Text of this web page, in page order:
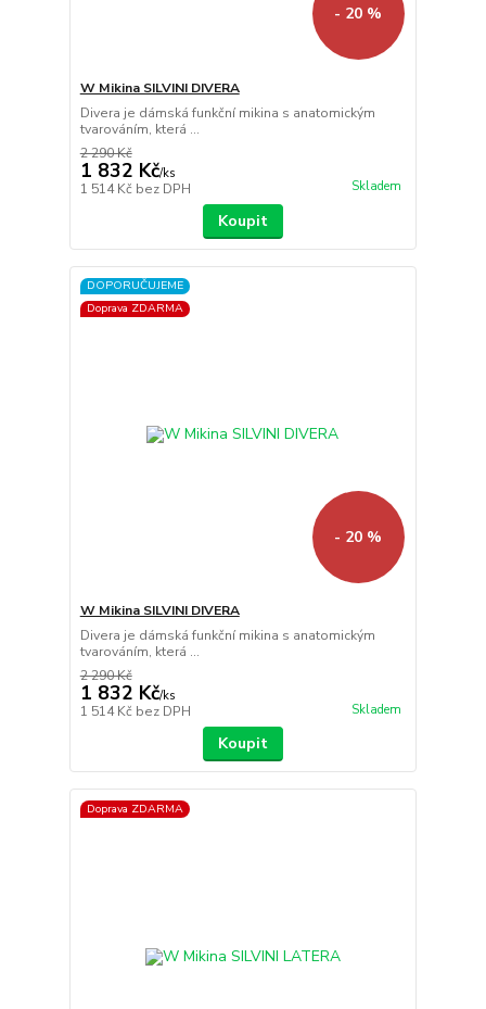
- 20 %
W Mikina SILVINI DIVERA
Divera je dámská funkční mikina s anatomickým
tvarováním, která ...
2 290 Kč
1 832 Kč/ks
1 514 Kč bez DPH Skladem
Koupit
DOPORUČUJEME
Doprava ZDARMA
- 20 %
W Mikina SILVINI DIVERA
Divera je dámská funkční mikina s anatomickým
tvarováním, která ...
2 290 Kč
1 832 Kč/ks
1 514 Kč bez DPH Skladem
Koupit
Doprava ZDARMA